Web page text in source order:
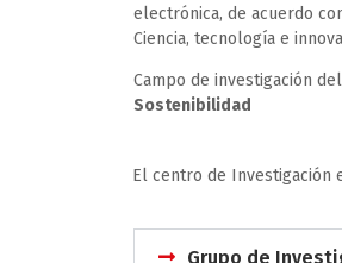
electrónica, de acuerdo
Ciencia, tecnología e
Campo de investigación
Sostenibilidad
El centro de Investigación
Grupo de